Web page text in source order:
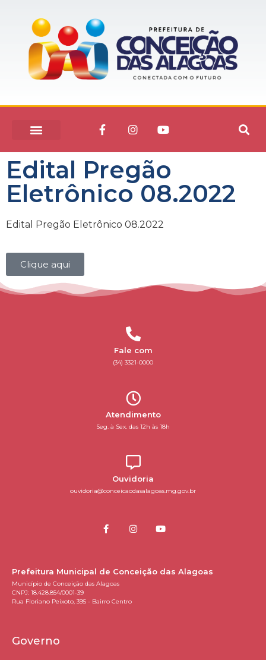
Edital Pregão
Eletrônico 08.2022
Edital Pregão Eletrônico 08.2022
Clique aqui
Fale com
(34) 3321-0000
Atendimento
Seg. à Sex. das 12h às 18h
Ouvidoria
ouvidoria@conceicaodasalagoas.mg.gov.br
Prefeitura Municipal de Conceição das Alagoas
Município de Conceição das Alagoas
CNPJ: 18.428.854/0001-39
Rua Floriano Peixoto, 395 - Bairro Centro
Governo